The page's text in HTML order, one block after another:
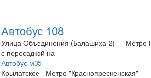
Автобус 108
Улица Объединения (Балашиха-2) — Метро
с пересадкой на
Автобус м35
Крылатское - Метро "Краснопресненская"